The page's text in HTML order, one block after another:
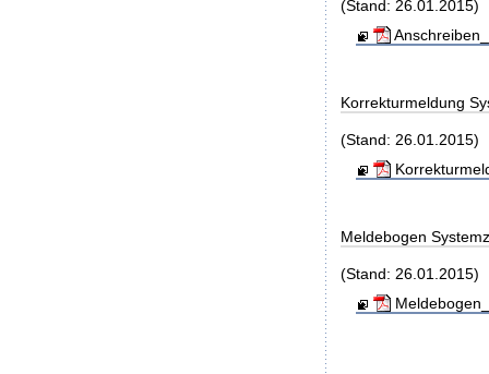
(Stand: 26.01.2015)
Korrekturmeldung
(Stand: 26.01.2015)
Meldebogen
(Stand: 26.01.2015)